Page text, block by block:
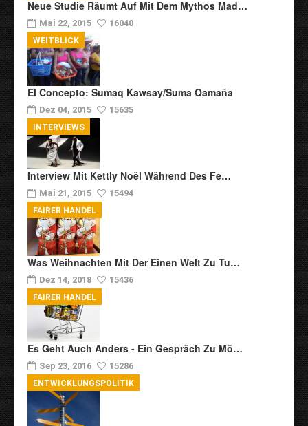
Neue Studie Räumt Auf Mit Dem Mythos Mad…
Mai 22, 2015 16040
El Concepto: Sumaq Kawsay/Suma Qamaña
Dez 04, 2015 15635
WEITBLICK
Interview Mit Kettly Noël Während Des Fe…
Mai 21, 2015 15494
INTERVIEWS
Was Weihnachten Mit Der Einen Welt Zu Tu…
Dez 14, 2018 15436
FAIRER HANDEL
Es Geht Auch Anders - Ein Gespräch Zu Mö…
Sep 23, 2016 15286
FAIRER HANDEL
ENTWICKLUNGSPOLITIK